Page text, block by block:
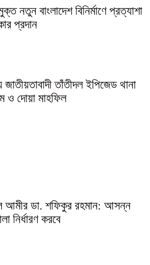
নতুন বাংলাদেশ বিনির্মাণে প্রত্যাশা
প্রদান
তাঁতীদল ইপিজেড থানা
ও দোয়া মাহফিল
আমীর ডা. শফিকুর রহমান: আসন্ন
নির্ধারণ করবে